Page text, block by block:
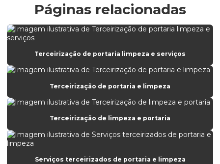
Empresa de portaria e limpeza
Empresa de portaria e recepção
Empresa de portaria terceirizada
Empresa de prestação de serviços de limpeza e conservação
Empresa de prestação de serviços de portaria
Empresa prestadora de serviços de portaria
Empresa que faz limpeza de fachada
Empresa que presta serviço de portaria
Empresa de recepcionista
Páginas relacionadas
Terceirização de portaria limpeza e serviços
Terceirização de portaria e limpeza
Terceirização de limpeza e portaria
Serviços terceirizados de portaria e limpeza